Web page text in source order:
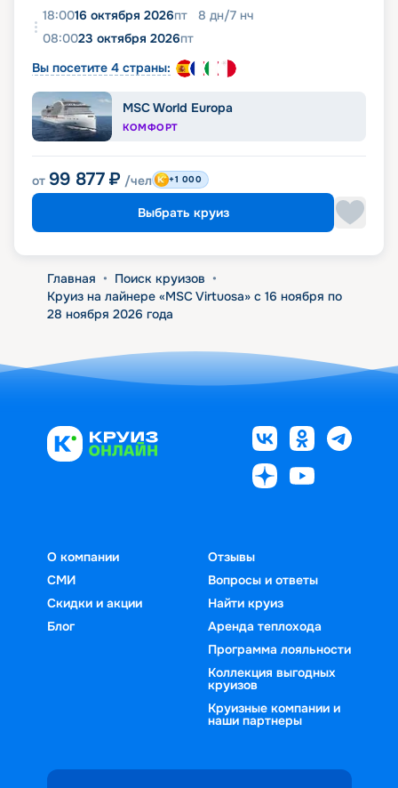
18:0016 октября 2026пт 8 дн/7 нч
08:0023 октября 2026пт
Вы посетите 4 страны:
MSC World Europa
КОМФОРТ
от 99 877 ₽ /чел +1 000
Выбрать круиз
Главная • Поиск круизов •
Круиз на лайнере «MSC Virtuosa» с 16 ноября по
28 ноября 2026 года
О компании
СМИ
Скидки и акции
Блог
Отзывы
Вопросы и ответы
Найти круиз
Аренда теплохода
Программа лояльности
Коллекция выгодных
круизов
Круизные компании и
наши партнеры